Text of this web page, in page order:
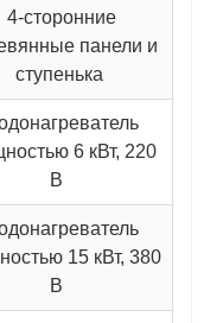
4-сторонние
панели и
ступенька
6 кВт, 220
В
15 кВт, 380
В